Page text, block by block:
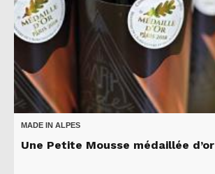
MADE IN ALPES
Une Petite Mousse médaillée d’or